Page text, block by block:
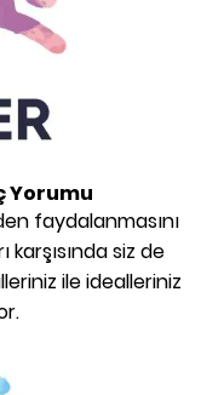
Yorumu
faydalanmasını
karşısında siz de
ile idealleriniz